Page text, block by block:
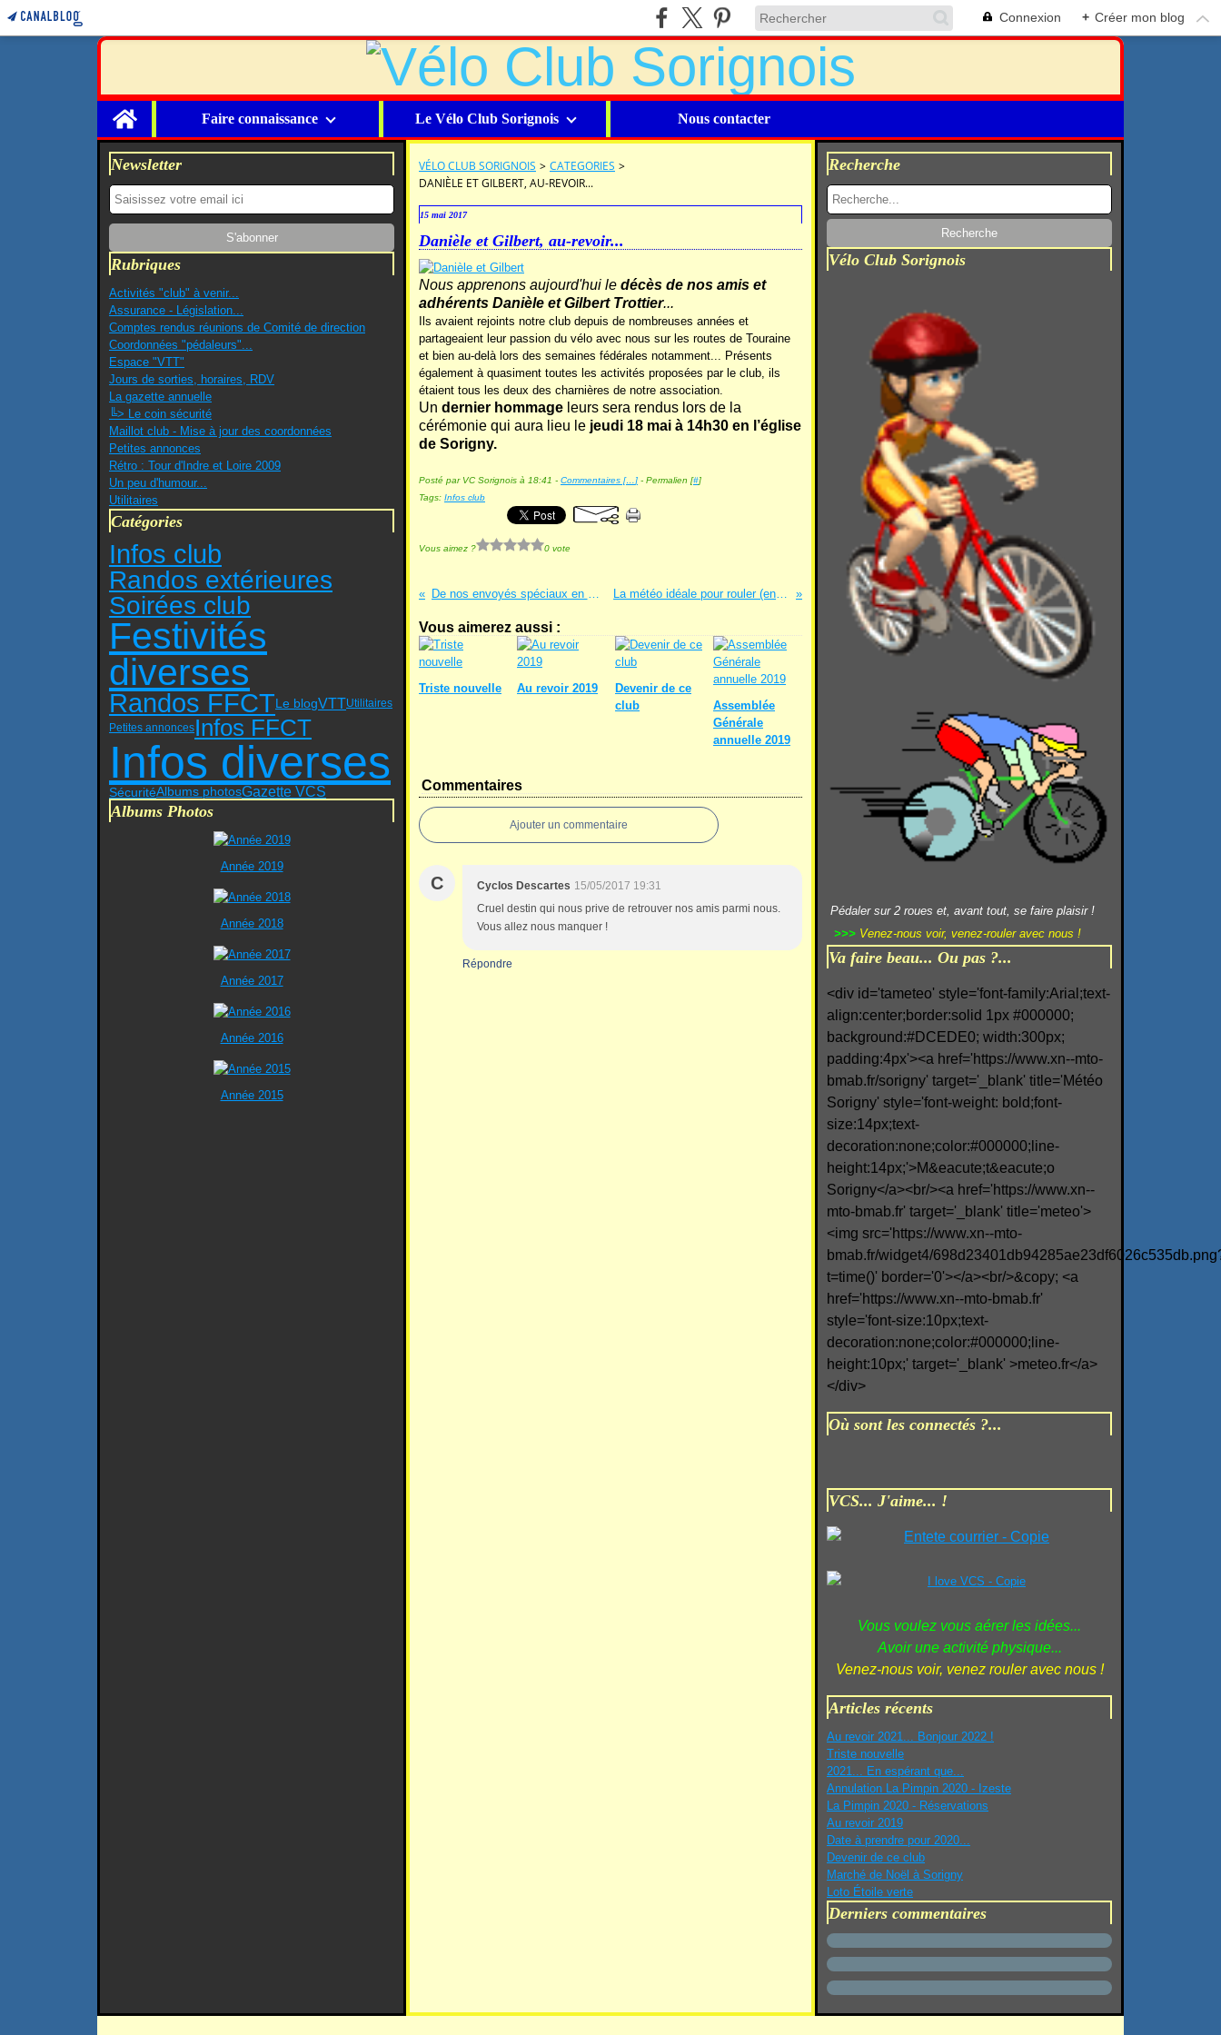
Connexion + Créer mon blog
Home
Faire connaissance Le Vélo Club Sorignois Nous contacter
Newsletter
Rubriques
Activités "club" à venir...
Assurance - Législation...
Comptes rendus réunions de Comité de direction
Coordonnées "pédaleurs"...
Espace "VTT"
Jours de sorties, horaires, RDV
La gazette annuelle
╚> Le coin sécurité
Maillot club - Mise à jour des coordonnées
Petites annonces
Rétro : Tour d'Indre et Loire 2009
Un peu d'humour...
Utilitaires
Catégories
Infos club
Randos extérieures
Soirées club
Festivités
diverses
Randos FFCTLe blogVTTUtilitaires
Petites annoncesInfos FFCT
Infos diverses
SécuritéAlbums photosGazette VCS
Albums Photos
Année 2019
Année 2018
Année 2017
Année 2016
Année 2015
VÉLO CLUB SORIGNOIS > CATEGORIES >
DANIÈLE ET GILBERT, AU-REVOIR...
15 mai 2017
Danièle et Gilbert, au-revoir...
Nous apprenons aujourd'hui le décès de nos amis et
adhérents Danièle et Gilbert Trottier...
Ils avaient rejoints notre club depuis de nombreuses années et
partageaient leur passion du vélo avec nous sur les routes de Touraine
et bien au-delà lors des semaines fédérales notamment... Présents
également à quasiment toutes les activités proposées par le club, ils
étaient tous les deux des charnières de notre association.
Un dernier hommage leurs sera rendus lors de la
cérémonie qui aura lieu le jeudi 18 mai à 14h30 en l’église
de Sorigny.
Posté par VC Sorignois à 18:41 - Commentaires [… ] - Permalien [#]
Tags: Infos club
Vous aimez ? 0 vote
De nos envoyés spéciaux en Espagne La météo idéale pour rouler (entre autre)
Vous aimerez aussi :
Triste nouvelle Au revoir 2019
Devenir de ce
club
Assemblée
Générale
annuelle 2019
Commentaires
Ajouter un commentaire
C Cyclos Descartes 15/05/2017 19:31
Cruel destin qui nous prive de retrouver nos amis parmi nous.
Vous allez nous manquer !
Répondre
Recherche
Vélo Club Sorignois
Pédaler sur 2 roues et, avant tout, se faire plaisir !
>>> Venez-nous voir, venez-rouler avec nous !
Va faire beau... Ou pas ?...
<div id='tameteo' style='font-family:Arial;text-
align:center;border:solid 1px #000000;
background:#DCEDE0; width:300px;
padding:4px'><a href='https://www.xn--mto-
bmab.fr/sorigny' target='_blank' title='Météo
Sorigny' style='font-weight: bold;font-
size:14px;text-
decoration:none;color:#000000;line-
height:14px;'>M&eacute;t&eacute;o
Sorigny</a><br/><a href='https://www.xn--
mto-bmab.fr' target='_blank' title='meteo'>
<img src='https://www.xn--mto-
bmab.fr/widget4/
t=time()' border='0'></a><br/>&copy; <a
href='https://www.xn--mto-bmab.fr'
style='font-size:10px;text-
decoration:none;color:#000000;line-
height:10px;' target='_blank' >meteo.fr</a>
</div>
Où sont les connectés ?...
VCS... J'aime... !
Vous voulez vous aérer les idées...
Avoir une activité physique...
Venez-nous voir, venez rouler avec nous !
Articles récents
Au revoir 2021... Bonjour 2022 !
Triste nouvelle
2021... En espérant que...
Annulation La Pimpin 2020 - Izeste
La Pimpin 2020 - Réservations
Au revoir 2019
Date à prendre pour 2020...
Devenir de ce club
Marché de Noël à Sorigny
Loto Étoile verte
Derniers commentaires